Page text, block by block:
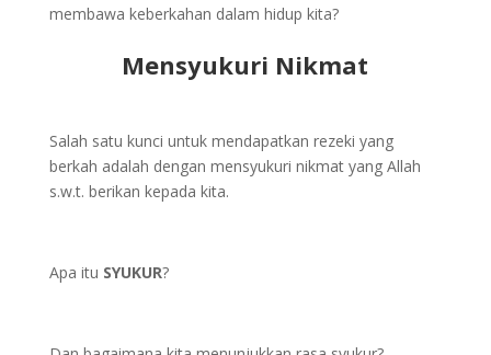
membawa keberkahan dalam hidup kita?
Mensyukuri Nikmat
Salah satu kunci untuk mendapatkan rezeki yang
berkah adalah dengan mensyukuri nikmat yang Allah
s.w.t. berikan kepada kita.
Apa itu SYUKUR?